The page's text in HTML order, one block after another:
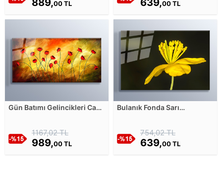
889,00 TL 639,00 TL
Gün Batımı Gelincikleri Cam
1167,02 TL
989,00 TL
Bulanık Fonda Sarı
754,02 TL
639,00 TL